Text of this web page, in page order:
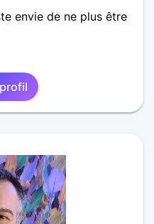
envie de ne plus être